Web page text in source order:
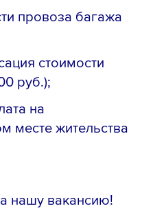
провоза багажа
стоимости
руб.);
на
месте жительства
нашу вакансию!